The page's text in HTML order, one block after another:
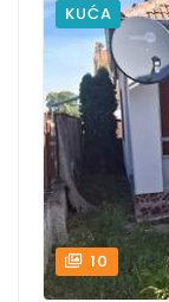
KUĆA
10